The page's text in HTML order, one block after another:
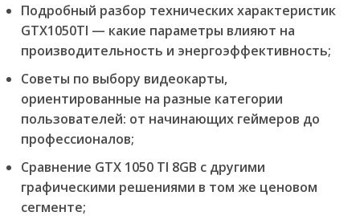
Подробный разбор технических характеристик
GTX1050TI — какие параметры влияют на
производительность и энергоэффективность;
Советы по выбору видеокарты,
ориентированные на разные категории
пользователей: от начинающих геймеров до
профессионалов;
Сравнение GTX 1050 TI 8GB с другими
графическими решениями в том же ценовом
сегменте;